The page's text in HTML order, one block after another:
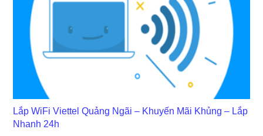
Lắp WiFi Viettel Quảng Ngãi – Khuyến Mãi Khủng – Lắp
Nhanh 24h